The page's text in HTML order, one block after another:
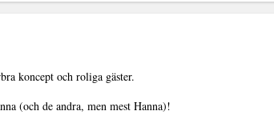
koncept och roliga gäster.
(och de andra, men mest Hanna)!